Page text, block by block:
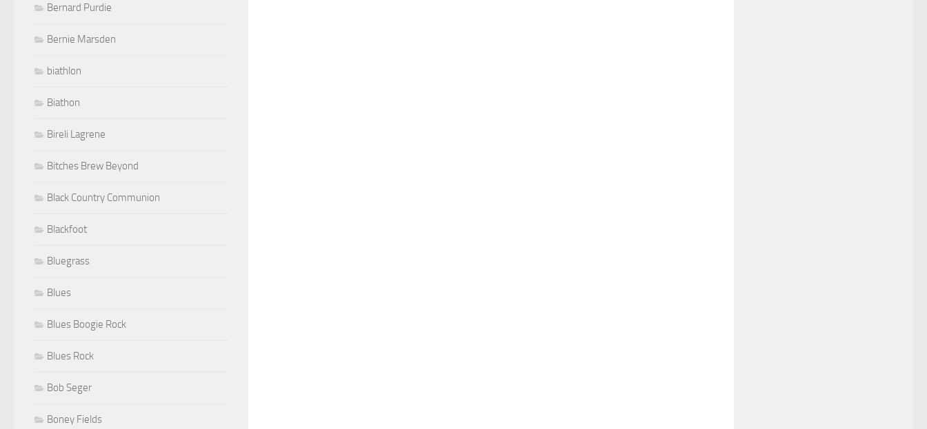
Bernard Purdie
Bernie Marsden
biathlon
Biathon
Bireli Lagrene
Bitches Brew Beyond
Black Country Communion
Blackfoot
Bluegrass
Blues
Blues Boogie Rock
Blues Rock
Bob Seger
Boney Fields